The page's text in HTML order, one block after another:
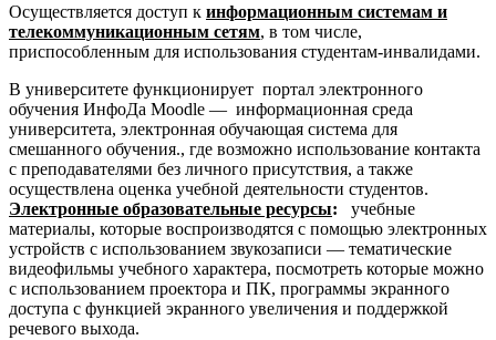
Осуществляется доступ к информационным системам и
телекоммуникационным сетям, в том числе,
приспособленным для использования студентам-инвалидами.
В университете функционирует портал электронного
обучения ИнфоДа Moodle — информационная среда
университета, электронная обучающая система для
смешанного обучения., где возможно использование контакта
с преподавателями без личного присутствия, а также
осуществлена оценка учебной деятельности студентов.
Электронные образовательные ресурсы: учебные
материалы, которые воспроизводятся с помощью электронных
устройств с использованием звукозаписи — тематические
видеофильмы учебного характера, посмотреть которые можно
с использованием проектора и ПК, программы экранного
доступа с функцией экранного увеличения и поддержкой
речевого выхода.